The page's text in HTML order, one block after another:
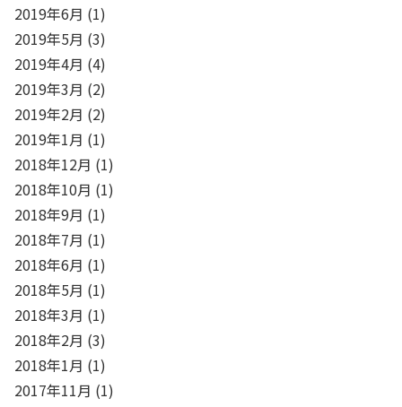
2019年6月 (1)
2019年5月 (3)
2019年4月 (4)
2019年3月 (2)
2019年2月 (2)
2019年1月 (1)
2018年12月 (1)
2018年10月 (1)
2018年9月 (1)
2018年7月 (1)
2018年6月 (1)
2018年5月 (1)
2018年3月 (1)
2018年2月 (3)
2018年1月 (1)
2017年11月 (1)